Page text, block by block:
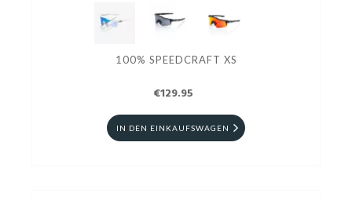
100% SPEEDCRAFT XS
€129.95
IN DEN EINKAUFSWAGEN